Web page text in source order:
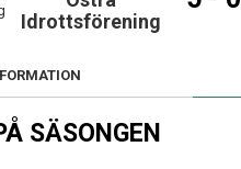
Idrottsförening
SÄSONGEN